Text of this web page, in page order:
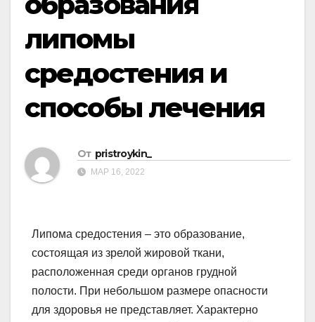
липомы
средостения и
способы лечения
От pristroykin_
МАР 16, 2022
Липома средостения – это образование,
состоящая из зрелой жировой ткани,
расположенная среди органов грудной
полости. При небольшом размере опасности
для здоровья не представляет. Характерно